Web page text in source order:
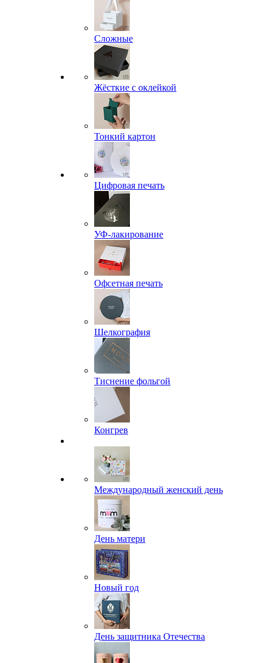
Сложные
Жёсткие с оклейкой
Тонкий картон
Цифровая печать
УФ-лакирование
Офсетная печать
Шелкография
Тиснение фольгой
Конгрев
Международный женский день
День матери
Новый год
День защитника Отечества